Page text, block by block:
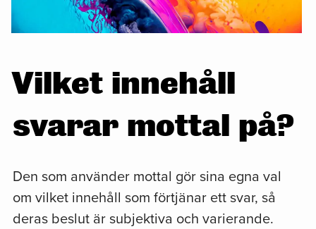
Vilket innehåll
svarar mottal på?
Den som använder mottal gör sina egna val
om vilket innehåll som förtjänar ett svar, så
deras beslut är subjektiva och varierande.